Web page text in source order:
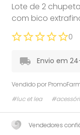
Lote de 2
com bico
0
Envio em
Vendido por
#luc et lea
Vendedores